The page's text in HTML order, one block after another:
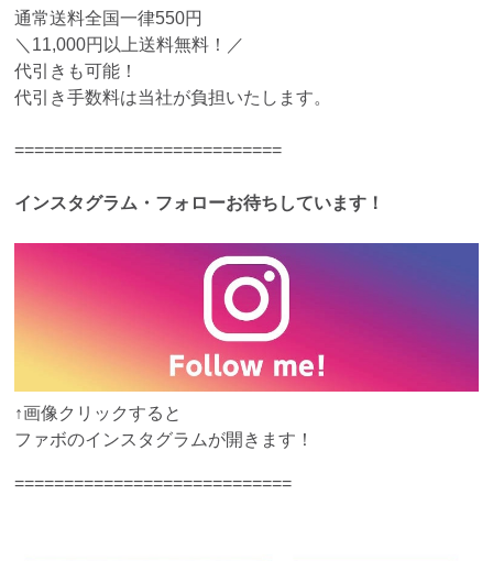
通常送料全国一律550円
＼11,000円以上送料無料！／
代引きも可能！
代引き手数料は当社が負担いたします。
===========================
インスタグラム・フォローお待ちしています！
↑画像クリックすると
ファボのインスタグラムが開きます！
============================